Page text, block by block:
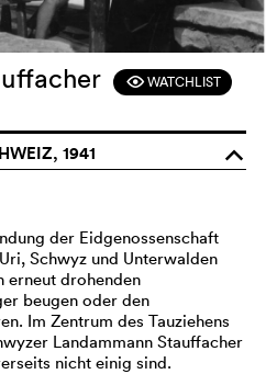
FWATCHLIST
1941 o
der Eidgenossenschaft
Schwyz und Unterwalden
erneut drohenden
beugen oder den
Im Zentrum des Tauziehens
Landammann Stauffacher
nicht einig sind.